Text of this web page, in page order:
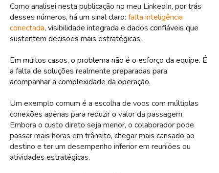
Como analisei nesta publicação no meu LinkedIn, por trás
desses números, há um sinal claro: falta inteligência
conectada, visibilidade integrada e dados confiáveis que
sustentem decisões mais estratégicas.
Em muitos casos, o problema não é o esforço da equipe. É
a falta de soluções realmente preparadas para
acompanhar a complexidade da operação.
Um exemplo comum é a escolha de voos com múltiplas
conexões apenas para reduzir o valor da passagem.
Embora o custo direto seja menor, o colaborador pode
passar mais horas em trânsito, chegar mais cansado ao
destino e ter um desempenho inferior em reuniões ou
atividades estratégicas.